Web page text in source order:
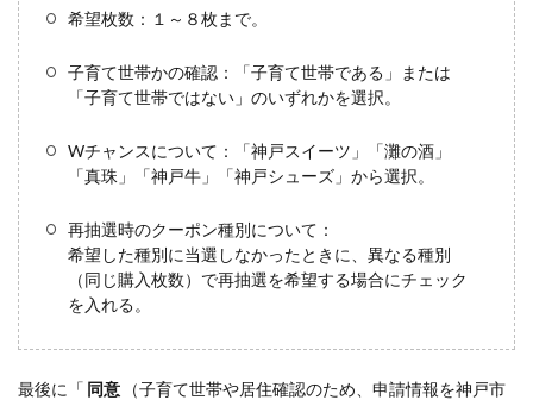
希望枚数：１～８枚まで。
子育て世帯かの確認：「子育て世帯である」または
「子育て世帯ではない」のいずれかを選択。
Wチャンスについて：「神戸スイーツ」「灘の酒」
「真珠」「神戸牛」「神戸シューズ」から選択。
再抽選時のクーポン種別について：
希望した種別に当選しなかったときに、異なる種別
（同じ購入枚数）で再抽選を希望する場合にチェック
を入れる。
最後に「 同意
（子育て世帯や居住確認のため、申請情報を神戸市